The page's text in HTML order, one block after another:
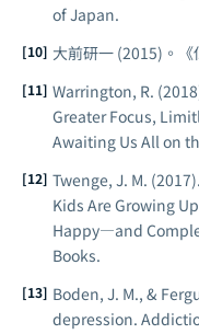
of Japan.
大前研一 (2015)。《
Warrington, R.
Greater Focus,
Awaiting Us All on
Twenge, J. M. (2017).
Kids Are Growing
Happy—and
Books.
Boden, J. M., &
depression.